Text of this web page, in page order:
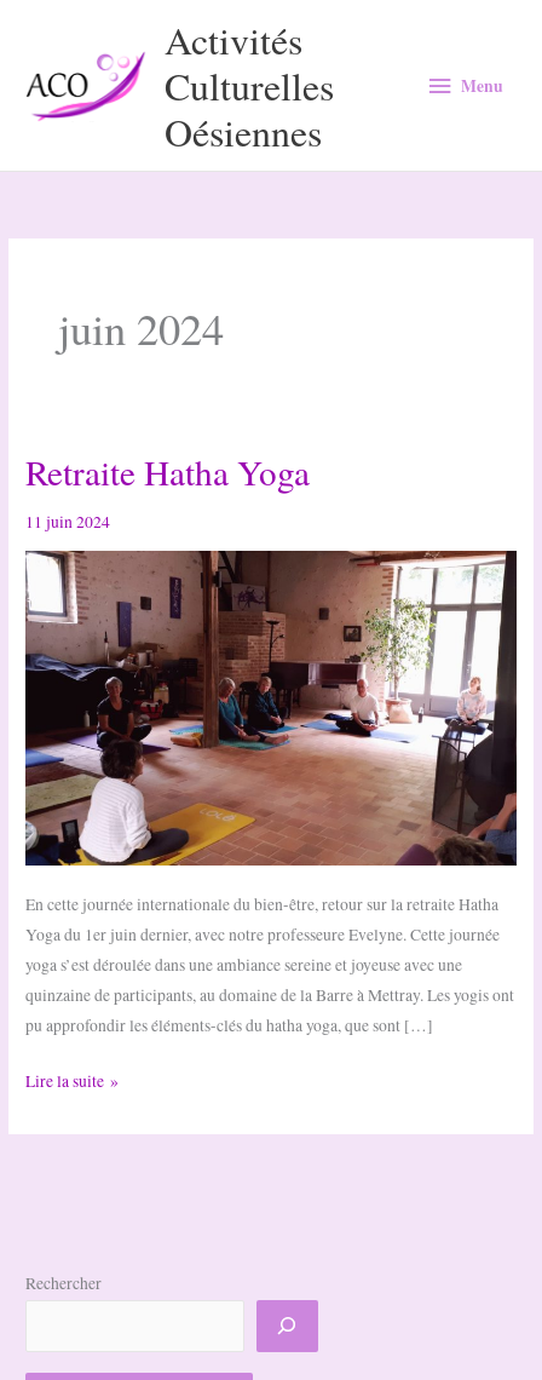
contenu
Activités
Culturelles
Oésiennes
Menu
Menu
juin 2024
Retraite Hatha Yoga
11 juin 2024
En cette journée internationale du bien-être, retour sur la retraite Hatha
Yoga du 1er juin dernier, avec notre professeure Evelyne. Cette journée
yoga s’est déroulée dans une ambiance sereine et joyeuse avec une
quinzaine de participants, au domaine de la Barre à Mettray. Les yogis ont
pu approfondir les éléments-clés du hatha yoga, que sont […]
Retraite
Yoga
Lire la suite »
Rechercher